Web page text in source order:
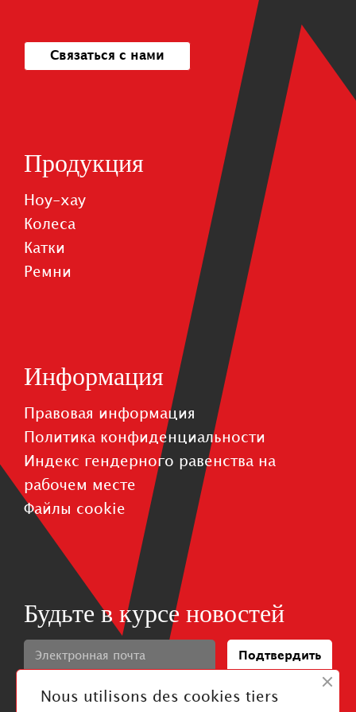
Связаться с нами
Продукция
Ноу-хау
Колеса
Катки
Pемни
Информация
Правовая информация
Политика конфиденциальности
Индекс гендерного равенства на
рабочем месте
Файлы cookie
Будьте в курсе новостей
Подтвердить
J'ai pris connaissance de la politique de confidentialité
Nous utilisons des cookies tiers